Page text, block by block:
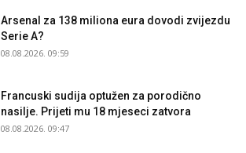
Arsenal za 138 miliona eura dovodi zvijezdu
Serie A?
08.08.2026. 09:59
Francuski sudija optužen za porodično
nasilje. Prijeti mu 18 mjeseci zatvora
08.08.2026. 09:47